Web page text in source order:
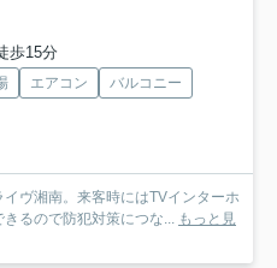
歩15分
エアコン
バルコニー
ヴ湘南。来客時にはTVインターホ
るので防犯対策につな...
もっと見